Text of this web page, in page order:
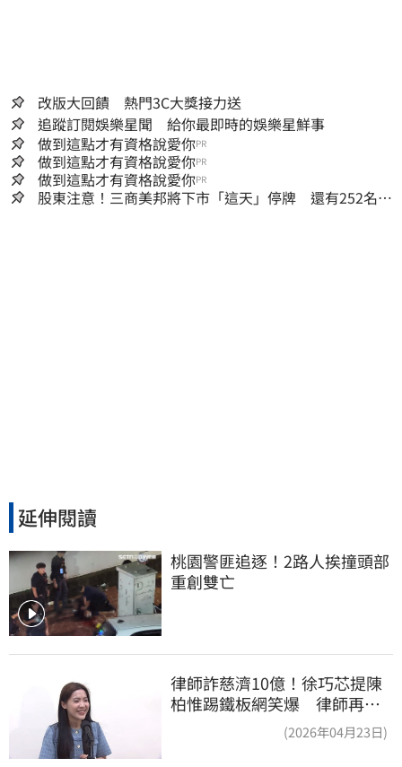
改版大回饋 熱門3C大獎接力送
追蹤訂閱娛樂星聞 給你最即時的娛樂星鮮事
做到這點才有資格說愛你PR
做到這點才有資格說愛你PR
做到這點才有資格說愛你PR
股東注意！三商美邦將下市「這天」停牌 還有252名千
延伸閱讀
桃園警匪追逐！2路人挨撞頭部
重創雙亡
律師詐慈濟10億！徐巧芯提陳
柏惟踢鐵板網笑爆 律師再曬1
(2026年04月23日)